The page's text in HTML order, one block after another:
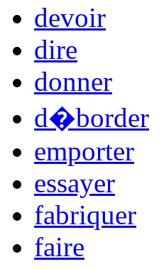
devoir
dire
donner
d�border
emporter
essayer
fabriquer
faire